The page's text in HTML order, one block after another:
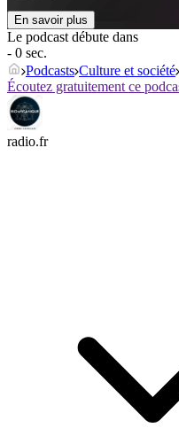
En savoir plus
Le podcast débute dans
- 0 sec.
Podcasts Culture et société
Écoutez gratuitement ce
radio.fr